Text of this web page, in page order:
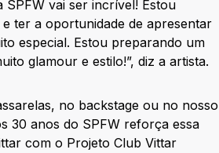
SPFW vai ser incrível! Estou
ter a oportunidade de apresentar
especial. Estou preparando um
glamour e estilo!”, diz a artista.
no backstage ou no nosso
30 anos do SPFW reforça essa
com o Projeto Club Vittar